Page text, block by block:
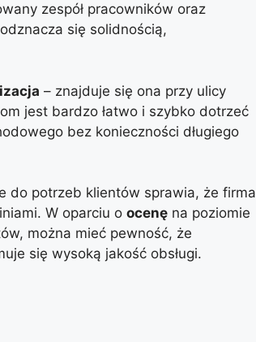
zespół pracowników oraz
się solidnością,
– znajduje się ona przy ulicy
jest bardzo łatwo i szybko dotrzeć
bez konieczności długiego
do potrzeb klientów sprawia, że firma
W oparciu o ocenę na poziomie
można mieć pewność, że
się wysoką jakość obsługi.